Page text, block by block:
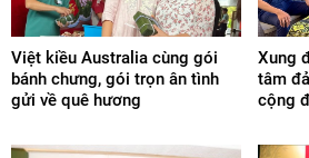
Việt kiều Australia cùng gói
bánh chưng, gói trọn ân tình
gửi về quê hương
Xung
tâm
cộng